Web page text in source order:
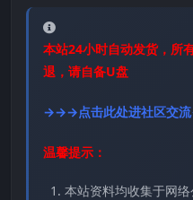
本站24小时自动发货，所
退，请自备U盘
→→→点击此处进社区交
温馨提示：
本站资料均收集于网